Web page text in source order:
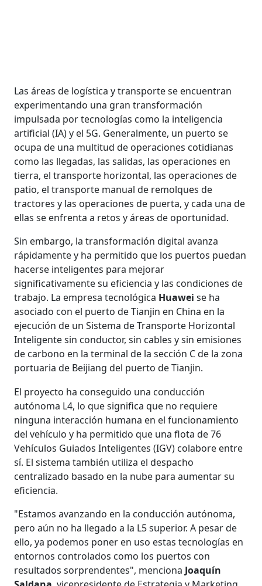
Las áreas de logística y transporte se encuentran
experimentando una gran transformación
impulsada por tecnologías como la inteligencia
artificial (IA) y el 5G. Generalmente, un puerto se
ocupa de una multitud de operaciones cotidianas
como las llegadas, las salidas, las operaciones en
tierra, el transporte horizontal, las operaciones de
patio, el transporte manual de remolques de
tractores y las operaciones de puerta, y cada una de
ellas se enfrenta a retos y áreas de oportunidad.
Sin embargo, la transformación digital avanza
rápidamente y ha permitido que los puertos puedan
hacerse inteligentes para mejorar
significativamente su eficiencia y las condiciones de
trabajo. La empresa tecnológica Huaweise ha
asociado con el puerto de Tianjin en China en la
ejecución de un Sistema de Transporte Horizontal
Inteligente sin conductor, sin cables y sin emisiones
de carbono en la terminal de la sección C de la zona
portuaria de Beijiang del puerto de Tianjin.
El proyecto ha conseguido una conducción
autónoma L4, lo que significa que no requiere
ninguna interacción humana en el funcionamiento
del vehículo y ha permitido que una flota de 76
Vehículos Guiados Inteligentes (IGV) colabore entre
sí. El sistema también utiliza el despacho
centralizado basado en la nube para aumentar su
eficiencia.
"Estamos avanzando en la conducción autónoma,
pero aún no ha llegado a la L5 superior. A pesar de
ello, ya podemos poner en uso estas tecnologías en
entornos controlados como los puertos con
resultados sorprendentes", menciona Joaquín